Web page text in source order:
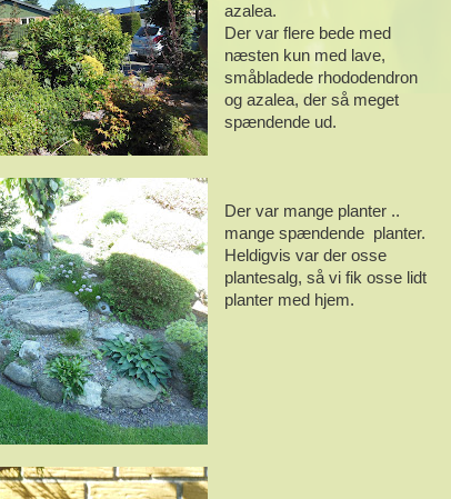
azalea.
Der var flere bede med
næsten kun med lave,
småbladede rhododendron
og azalea, der så meget
spændende ud.
Der var mange planter ..
mange spændende planter.
Heldigvis var der osse
plantesalg, så vi fik osse lidt
planter med hjem.